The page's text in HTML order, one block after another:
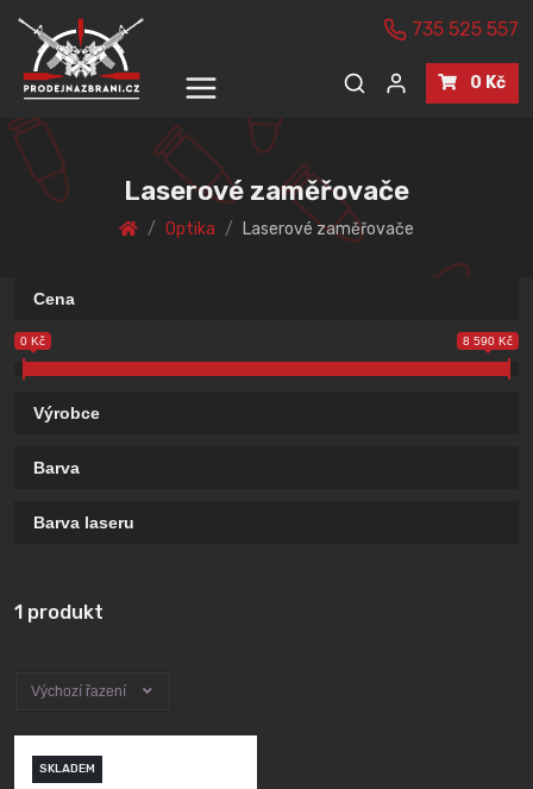
735 525 557
0 Kč
Laserové zaměřovače
Optika Laserové zaměřovače
Cena
0 Kč 8 590 Kč
Výrobce
Barva
Barva laseru
1 produkt
Výchozí řazení
SKLADEM